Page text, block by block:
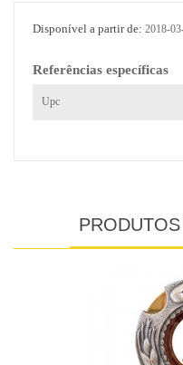
Disponível a partir de: 2018-
Referências específicas
Upc